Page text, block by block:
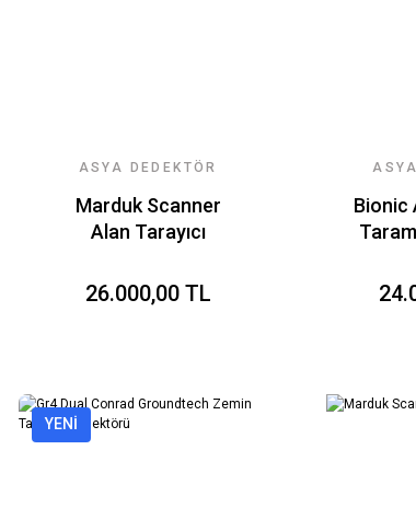
ASYA DEDEKTÖR
Marduk Scanner
Alan Tarayıcı
26.000,00 TL
Bionic
YENİ